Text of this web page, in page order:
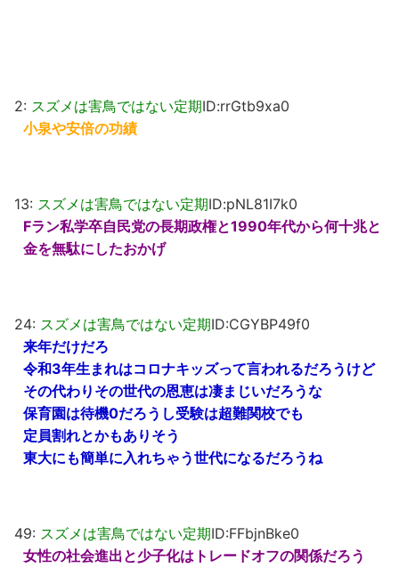
2: スズメは害鳥ではない定期ID:rrGtb9xa0
小泉や安倍の功績
13: スズメは害鳥ではない定期ID:pNL81I7k0
Fラン私学卒自民党の長期政権と1990年代から何十兆と
金を無駄にしたおかげ
24: スズメは害鳥ではない定期ID:CGYBP49f0
来年だけだろ
令和3年生まれはコロナキッズって言われるだろうけど
その代わりその世代の恩恵は凄まじいだろうな
保育園は待機0だろうし受験は超難関校でも
定員割れとかもありそう
東大にも簡単に入れちゃう世代になるだろうね
49: スズメは害鳥ではない定期ID:FFbjnBke0
女性の社会進出と少子化はトレードオフの関係だろう